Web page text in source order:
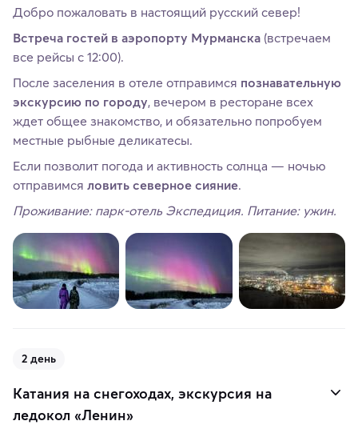
Добро пожаловать в настоящий русский север!
Встреча гостей в аэропорту Мурманска (встречаем
все рейсы с 12:00).
После заселения в отеле отправимся познавательную
экскурсию по городу, вечером в ресторане всех
ждет общее знакомство, и обязательно попробуем
местные рыбные деликатесы.
Если позволит погода и активность солнца — ночью
отправимся ловить северное сияние.
Проживание: парк-отель Экспедиция. Питание: ужин.
2 день
Катания на снегоходах, экскурсия на
ледокол «Ленин»